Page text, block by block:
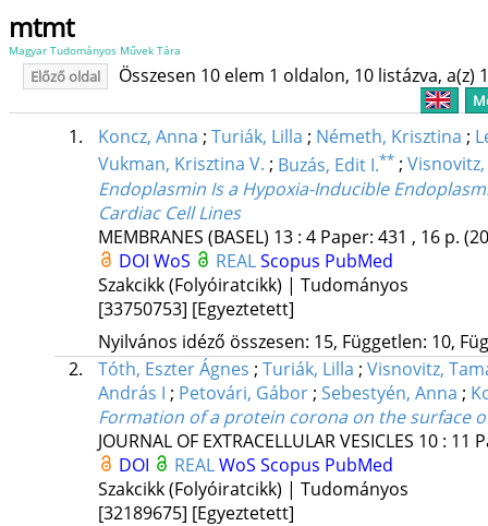
mtmt
Magyar Tudományos Művek Tára
Előző oldal Összesen 10 elem 1 oldalon, 10 listázva, a(z)
1. Koncz, Anna ; Turiák, Lilla ; Németh, Krisztina ;
Vukman, Krisztina V. ; Buzás, Edit I.** ;
Endoplasmin Is a Hypoxia-Inducible
Cardiac Cell Lines
MEMBRANES (BASEL) 13: 4 Paper: 431 , 16 p.
DOI WoS REALScopus PubMed
Szakcikk (Folyóiratcikk) | Tudományos
[33750753] [Egyeztetett]
Nyilvános idéző összesen: 15, Független: 10,
2.
Tóth, Eszter Ágnes ; Turiák, Lilla ; Visnovitz,
András I ; Petovári, Gábor ; Sebestyén, Anna ;
Formation of a protein corona on the surface
JOURNAL OF EXTRACELLULAR VESICLES 10: 11
DOI
REALWoS Scopus PubMed
Szakcikk (Folyóiratcikk) | Tudományos
[32189675] [Egyeztetett]